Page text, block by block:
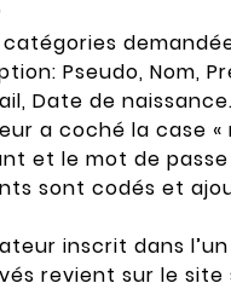
Pseudo, Nom,
Date de
a coché la case «
et le mot de passe
sont codés et
inscrit dans
revient sur le site